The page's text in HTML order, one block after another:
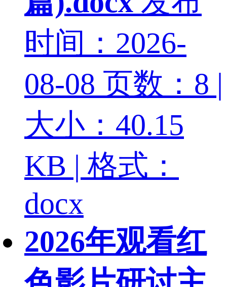
时间：2026-
08-08 页数：8 |
大小：40.15
KB | 格式：
docx
2026年观看红